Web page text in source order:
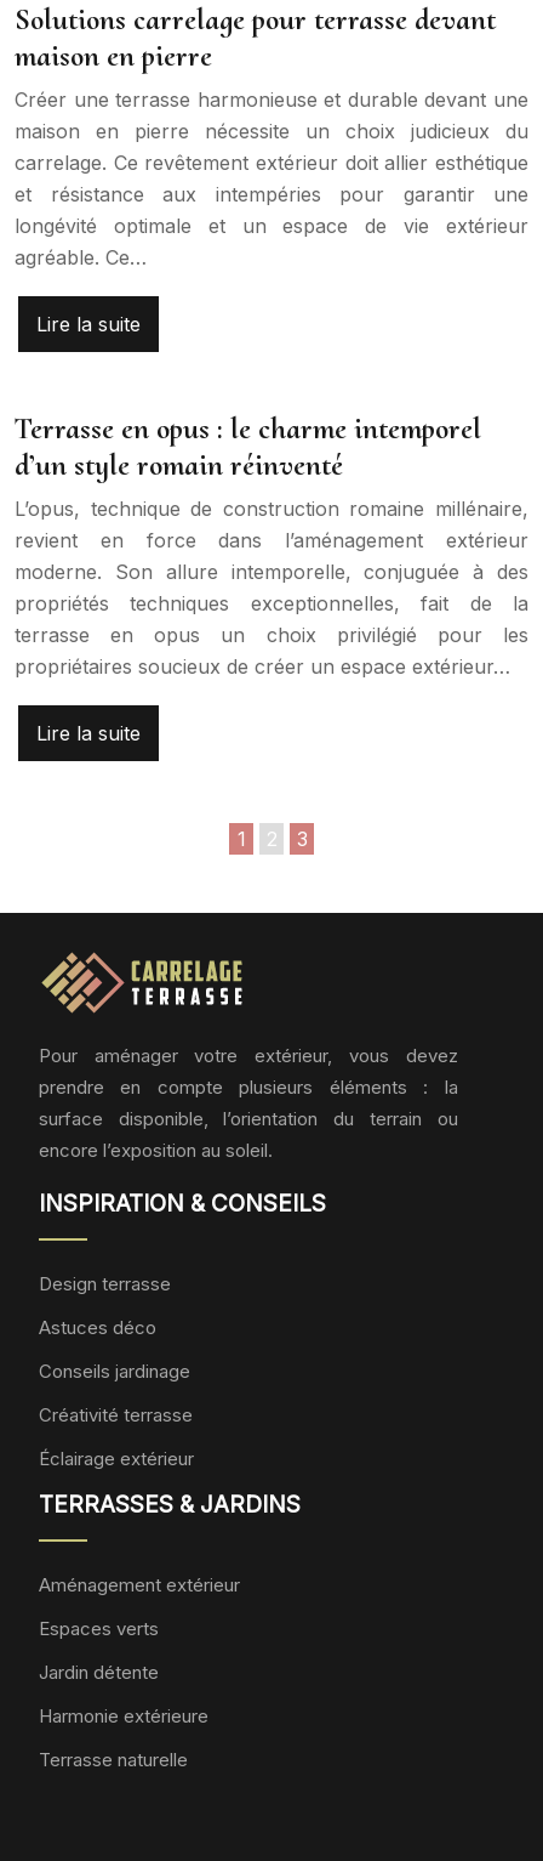
Solutions carrelage pour terrasse devant
maison en pierre
Créer une terrasse harmonieuse et durable devant une
maison en pierre nécessite un choix judicieux du
carrelage. Ce revêtement extérieur doit allier esthétique
et résistance aux intempéries pour garantir une
longévité optimale et un espace de vie extérieur
agréable. Ce…
Lire la suite
Terrasse en opus : le charme intemporel
d’un style romain réinventé
L’opus, technique de construction romaine millénaire,
revient en force dans l’aménagement extérieur
moderne. Son allure intemporelle, conjuguée à des
propriétés techniques exceptionnelles, fait de la
terrasse en opus un choix privilégié pour les
propriétaires soucieux de créer un espace extérieur…
Lire la suite
1 2 3
Pour aménager votre extérieur, vous devez
prendre en compte plusieurs éléments : la
surface disponible, l’orientation du terrain ou
encore l’exposition au soleil.
INSPIRATION & CONSEILS
Design terrasse
Astuces déco
Conseils jardinage
Créativité terrasse
Éclairage extérieur
TERRASSES & JARDINS
Aménagement extérieur
Espaces verts
Jardin détente
Harmonie extérieure
Terrasse naturelle